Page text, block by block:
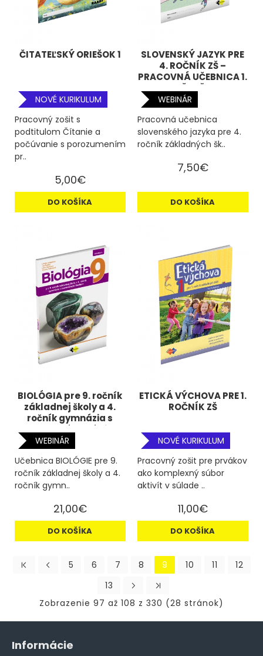
ČITATEĽSKÝ ORIEŠOK 1
NOVÉ KURIKULUM
Pracovný zošit s
podtitulom Čítanie a
počúvanie s porozumením
pr..
5,00€
DO KOŠÍKA
SLOVENSKÝ JAZYK PRE
4. ROČNÍK ZŠ –
PRACOVNÁ UČEBNICA 1.
ČASŤ
WEBINÁR
Pracovná učebnica
slovenského jazyka pre 4.
ročník základných šk..
7,50€
DO KOŠÍKA
BIOLÓGIA pre 9. ročník
základnej školy a 4.
ročník gymnázia s
osemročným štúdiom
WEBINÁR
Učebnica BIOLÓGIE pre 9.
ročník základnej školy a 4.
ročník gymn..
21,00€
DO KOŠÍKA
ETICKÁ VÝCHOVA PRE 1.
ROČNÍK ZŠ
NOVÉ KURIKULUM
Pracovný zošit pre prvákov
ako komplexný súbor
aktivít v súlade ..
11,00€
DO KOŠÍKA
5 6 7 8 9 10 11
12
13
Zobrazenie 97 až 108 z 330 (28 stránok)
Informácie